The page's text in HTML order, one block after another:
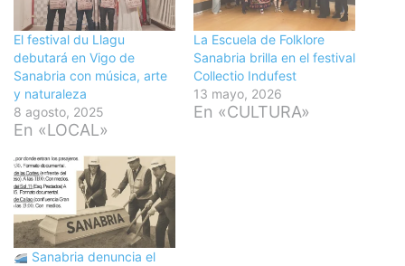
El festival du Llagu
debutará en Vigo de
Sanabria con música, arte
y naturaleza
8 agosto, 2025
En «LOCAL»
La Escuela de Folklore
Sanabria brilla en el festival
Collectio Indufest
13 mayo, 2026
En «CULTURA»
Sanabria denuncia el